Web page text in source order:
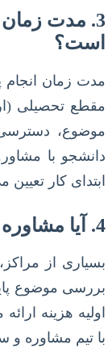
3. مدت زمان
است؟
مدت زمان انجام
موضوع،
دانشجو با
ابتدای کار
4. آیا مشاوره رایگان ارائه می‌شود؟
بسیاری از
بررسی موضوع
اولیه هزینه
با تیم